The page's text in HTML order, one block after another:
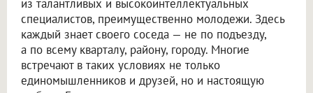
из талантливых и высокоинтеллектуальных
специалистов, преимущественно молодежи. Здесь
каждый знает своего соседа — не по подъезду,
а по всему кварталу, району, городу. Многие
встречают в таких условиях не только
единомышленников и друзей, но и настоящую